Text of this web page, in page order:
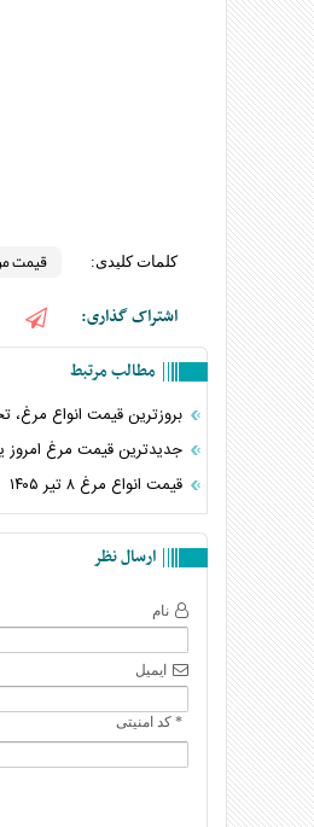
کلمات کلیدی: قیمت
اشتراک گذاری:
مطالب مرتبط
بروزترین قیمت انواع مرغ،
جدیدترین قیمت مرغ امروز یکشنبه ۷
قیمت انواع مرغ ۸ تیر ۱۴۰۵
ارسال نظر
نام
ایمیل
* کد امنیتی